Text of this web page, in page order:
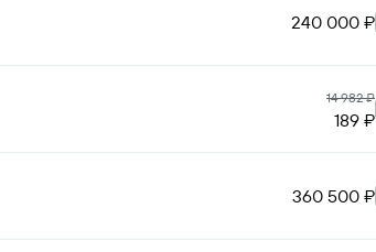
240 000 ₽
14 982 ₽
189 ₽
360 500 ₽